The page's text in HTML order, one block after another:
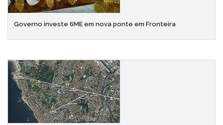
Governo investe 6ME em nova ponte em Fronteira